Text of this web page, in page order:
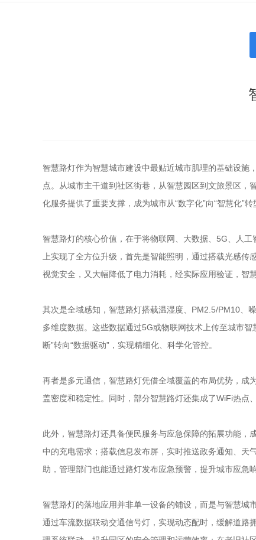
智慧路灯作为智慧城市建设中最贴近城市肌理的基础设施
点。从城市主干道到社区街巷，从智慧园区到文旅景区
化服务提供了重要支撑，成为城市从“数字化”向“智慧化”转
智慧路灯的核心价值，在于将物联网、大数据、5G、人
上实现了全方位升级，首先是智能照明，通过搭载光感
视觉安全，又大幅降低了电力消耗，经实际应用验证，智
其次是全域感知，智慧路灯搭载温湿度、PM2.5/PM10、
多维度数据。这些数据通过5G或物联网技术上传至城市
断”转向“数据驱动”，实现精细化、科学化管控。
再者是多元通信，智慧路灯凭借全域覆盖的布局优势，
盖密度和稳定性。同时，部分智慧路灯还集成了WiFi热点
此外，智慧路灯还具备便民服务与应急保障的拓展功能，
中的充电需求；搭载信息发布屏，实时推送政务通知、天
助，管理部门也能通过路灯发布应急预警，提升城市应急
智慧路灯的落地应用并非单一设备的铺设，而是与智慧城
通过车流数据联动交通信号灯，实现动态配时，缓解道路